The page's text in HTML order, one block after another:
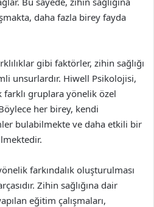
daha fazla birey fayda
gibi faktörler, zihin sağlığı
unsurlardır. Hiwell Psikolojisi,
gruplara yönelik özel
her birey, kendi
bulabilmekte ve daha etkili bir
farkındalık oluşturulması
Zihin sağlığına dair
eğitim çalışmaları,